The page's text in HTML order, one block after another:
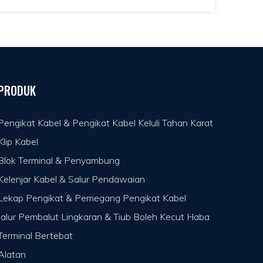
penggunaan blok terminal semakin
jenis.Sebagai tambahan kepada stesen luar
papan PCB, tulang yang paling banyak
outstation, spring outstation, dan
sebagainya.Apakah reka bentuk struktur
produk dan penyesuaian proses blok
terminal?Kemudian ada beberapa jawapan.
Kabel & Pengikat Kabel Keluli Tahan Karat
Kabel
Terminal & Penyambung
Kabel & Salur Pendawaian
Pengikat & Pemegang Pengikat Kabel
Jalur Pembalut Lingkaran & Tiub Boleh Kecut Haba
Bertebat